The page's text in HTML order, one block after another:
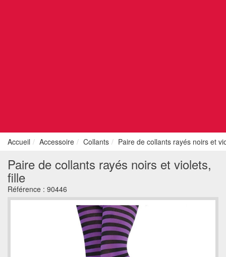
Accueil Accessoire Collants Paire de collants rayés noirs et
Paire de collants rayés noirs et violets,
fille
Référence : 90446